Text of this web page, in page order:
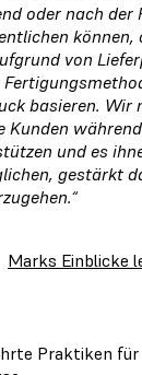
oder nach der
können,
von
basieren. Wir
Kunden
und es
gestärkt
Marks Einblicke
Praktiken für